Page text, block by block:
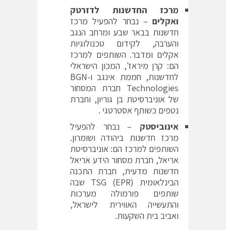
מרכז החדשנות לדזרטק
ואקלים – נבחר להפעיל מרכז
חדשנות בבאר שבע ומרחב הנגב
והערבה, לקידום טכנולוגיות
אקלים ומדבר. השותפים למרכז
הם: קרן מיראז', המכון הישראלי
לחדשנות, חממת אינגב ו-BGN
Technologies חברת המסחור
של אוניברסיטת בן גוריון, וחברת
נטפים כשותף אסטרטגי .
אינוביסטק – נבחר להפעיל
מרכז חדשנות ביהודה ושומרון.
השותפים למרכז הם: אוניברסיטת
אריאל, חברת מסחור הידע אריאל
חדשנות מדעית, חברת התכנה
הבינלאומית TSG (EPR) שבה
שותפים פורמולה מערכות
והתעשייה האווירית לישראל,
ואביב בית השקעות.